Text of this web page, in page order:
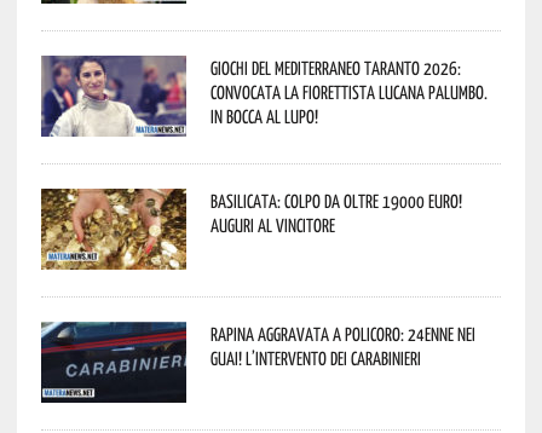
Giochi del Mediterraneo Taranto 2026:
convocata la fiorettista lucana Palumbo.
In bocca al lupo!
Basilicata: colpo da oltre 19000 Euro!
Auguri al vincitore
Rapina aggravata a Policoro: 24enne nei
guai! L’intervento dei Carabinieri